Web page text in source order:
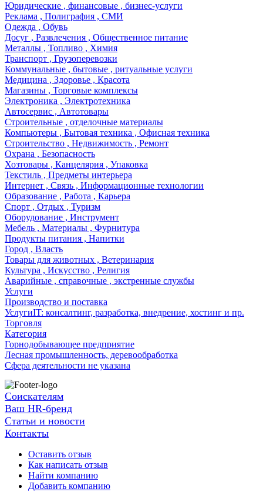
Юридические , финансовые , бизнес-услуги
Реклама , Полиграфия , СМИ
Одежда , Обувь
Досуг , Развлечения , Общественное питание
Металлы , Топливо , Химия
Транспорт , Грузоперевозки
Коммунальные , бытовые , ритуальные услуги
Медицина , Здоровье , Красота
Магазины , Торговые комплексы
Электроника , Электротехника
Автосервис , Автотовары
Строительные , отделочные материалы
Компьютеры , Бытовая техника , Офисная техника
Строительство , Недвижимость , Ремонт
Охрана , Безопасность
Хозтовары , Канцелярия , Упаковка
Текстиль , Предметы интерьера
Интернет , Связь , Информационные технологии
Образование , Работа , Карьера
Спорт , Отдых , Туризм
Оборудование , Инструмент
Мебель , Материалы , Фурнитура
Продукты питания , Напитки
Город , Власть
Товары для животных , Ветеринария
Культура , Искусство , Религия
Аварийные , справочные , экстренные службы
Услуги
Производство и поставка
УслугиIT: консалтинг, разработка, внедрение, хостинг и пр.
Торговля
Категория
Горнодобывающее предприятие
Лесная промышленность, деревообработка
Сфера деятельности не указана
Соискателям
Ваш HR-бренд
Статьи и новости
Контакты
Оставить отзыв
Как написать отзыв
Найти компанию
Добавить компанию